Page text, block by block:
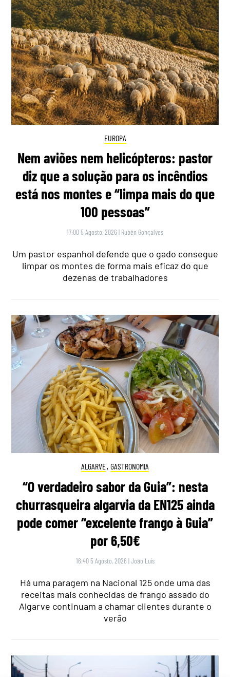
EUROPA
Nem aviões nem helicópteros: pastor
diz que a solução para os incêndios
está nos montes e “limpa mais do que
100 pessoas”
17:00 5 Agosto, 2026 | Rubén Gonçalves
Um pastor espanhol defende que o gado consegue
limpar os montes de forma mais eficaz do que
dezenas de trabalhadores
ALGARVE, GASTRONOMIA
“O verdadeiro sabor da Guia”: nesta
churrasqueira algarvia da EN125 ainda
pode comer “excelente frango à Guia”
por 6,50€
16:40 5 Agosto, 2026 |João Luís
Há uma paragem na Nacional 125 onde uma das
receitas mais conhecidas de frango assado do
Algarve continuam a chamar clientes durante o
verão